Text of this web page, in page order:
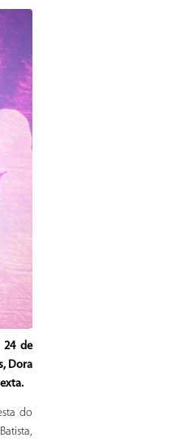
24 de
Dora
do